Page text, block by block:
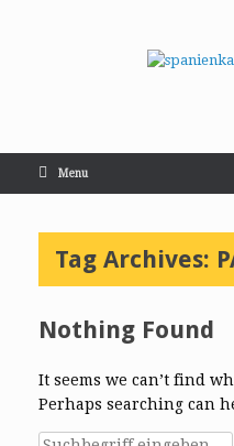
Menu
Tag Archives:
Nothing Found
It seems we can’t find
Perhaps searching can